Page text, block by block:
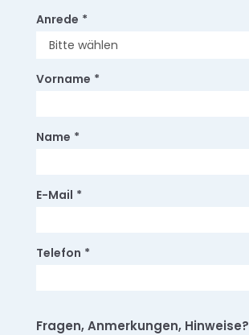
Anrede *
Vorname *
Name *
E-Mail *
Telefon *
Fragen, Anmerkungen, Hinweise?